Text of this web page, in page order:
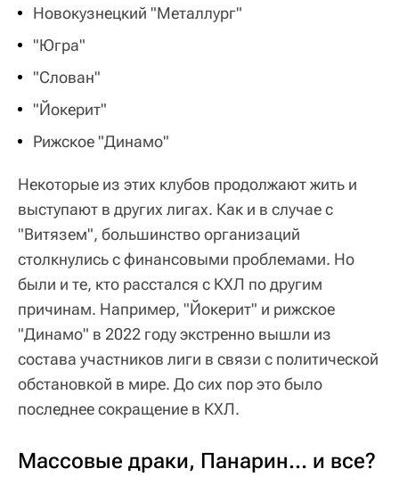
Новокузнецкий "Металлург"
"Югра"
"Слован"
"Йокерит"
Рижское "Динамо"
Некоторые из этих клубов продолжают жить и
выступают в других лигах. Как и в случае с
"Витязем", большинство организаций
столкнулись с финансовыми проблемами. Но
были и те, кто расстался с КХЛ по другим
причинам. Например, "Йокерит" и рижское
"Динамо" в 2022 году экстренно вышли из
состава участников лиги в связи с политической
обстановкой в мире. До сих пор это было
последнее сокращение в КХЛ.
Массовые драки, Панарин… и все?